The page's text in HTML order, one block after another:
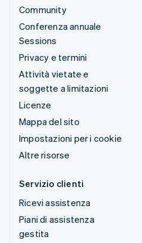
Community
Conferenza annuale
Sessions
Privacy e termini
Attività vietate e
soggette a limitazioni
Licenze
Mappa del sito
Impostazioni per i cookie
Altre risorse
Servizio clienti
Ricevi assistenza
Piani di assistenza
gestita